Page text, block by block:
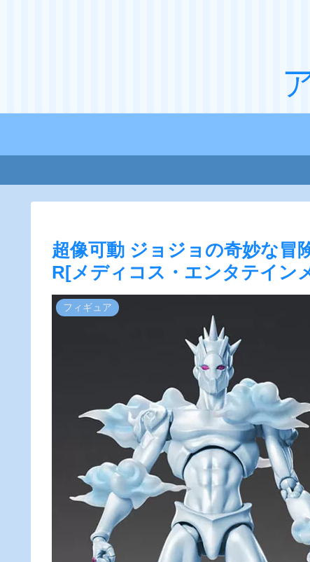
超像可動 ジョジョの奇妙な冒
R[メディコス・エンタテイン
フィギュア